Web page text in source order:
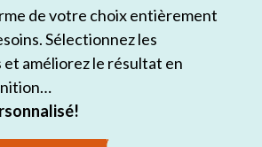
de votre choix entièrement
Sélectionnez les
améliorez le résultat en